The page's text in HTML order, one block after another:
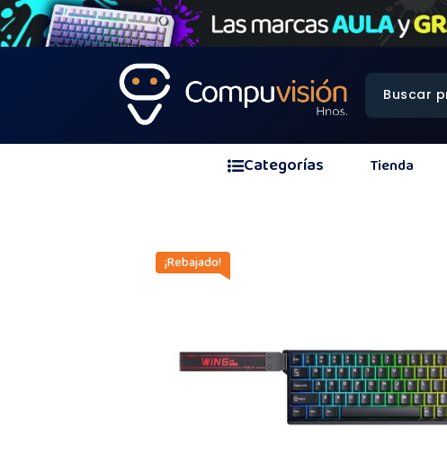
Categorías Tienda
¡Rebajado!